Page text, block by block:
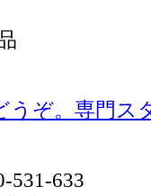
うぞ。専門ス
633